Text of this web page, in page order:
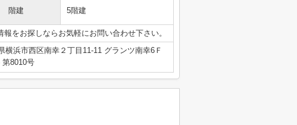
階建 5階建
をお探しならお気軽にお問い合わせ下さい。
横浜市西区南幸２丁目11-11 グランツ南幸6Ｆ
第8010号